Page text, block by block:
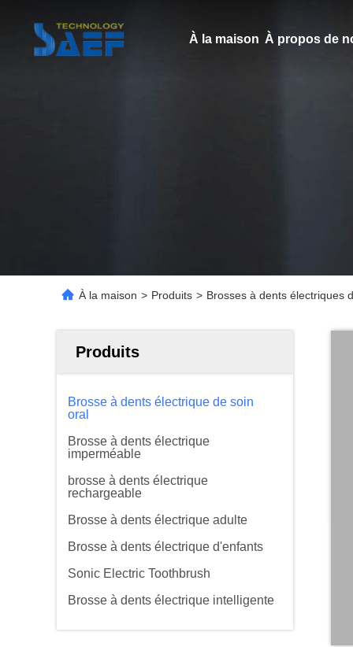
À la maison À propos de
À la maison > Produits > Brosses à dents électriques
Produits
Brosse à dents électrique de soin
oral
Brosse à dents électrique
imperméable
brosse à dents électrique
rechargeable
Brosse à dents électrique adulte
Brosse à dents électrique d'enfants
Sonic Electric Toothbrush
Brosse à dents électrique intelligente